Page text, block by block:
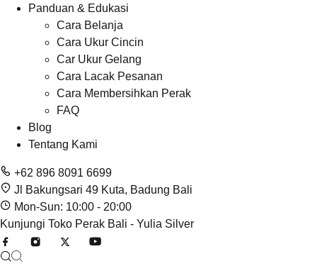
Panduan & Edukasi
Cara Belanja
Cara Ukur Cincin
Car Ukur Gelang
Cara Lacak Pesanan
Cara Membersihkan Perak
FAQ
Blog
Tentang Kami
+62 896 8091 6699
Jl Bakungsari 49 Kuta, Badung Bali
Mon-Sun: 10:00 - 20:00
Kunjungi Toko Perak Bali - Yulia Silver